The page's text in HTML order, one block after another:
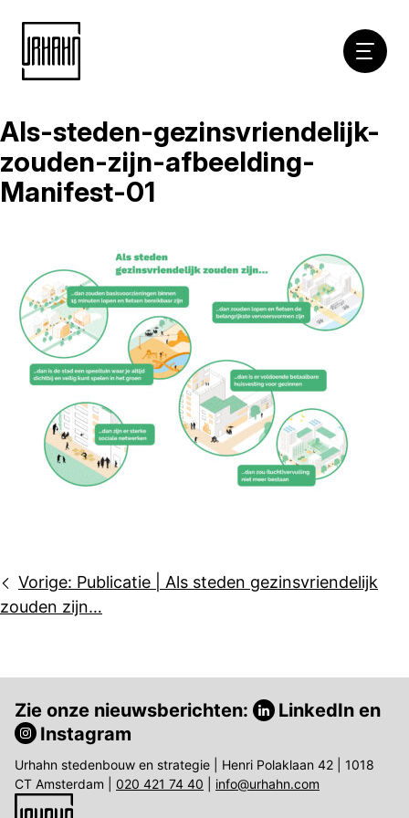
Naar
Als-steden-gezinsvriendelijk-
zouden-zijn-afbeelding-
Manifest-01
Bericht
navigatie
Vorige: Publicatie | Als steden gezinsvriendelijk
zouden zijn…
Zie onze nieuwsberichten: LinkedIn en
Instagram
Urhahn stedenbouw en strategie | Henri Polaklaan 42 | 1018
CT Amsterdam | 020 421 74 40 info@urhahn.com